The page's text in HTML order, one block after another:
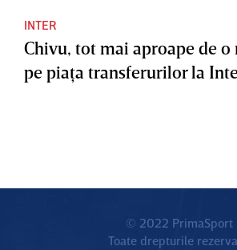
INTER
Chivu, tot mai aproape de
pe piaţa transferurilor la
© 2022 PrimaSport
Toate drepturile